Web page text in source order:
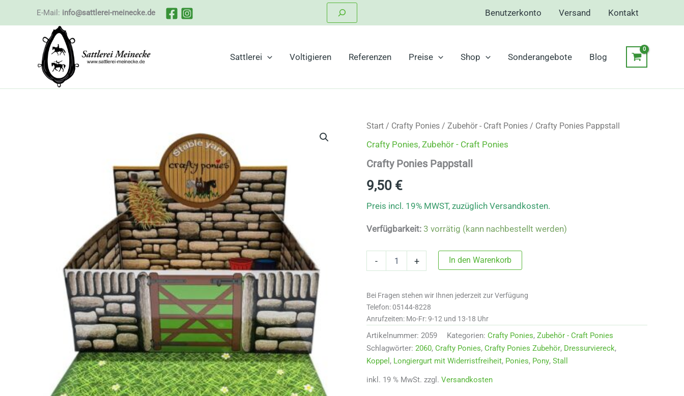
E-Mail: info@sattlerei-meinecke.de Benutzerkonto Versand Kontakt
Sattlerei Voltigieren Referenzen Preise Shop Sonderangebote Blog
Start / Crafty Ponies / Zubehör - Craft Ponies / Crafty Ponies Pappstall
Crafty Ponies, Zubehör - Craft Ponies
Crafty Ponies Pappstall
9,50 €
Preis incl. 19% MWST, zuzüglich Versandkosten.
Verfügbarkeit: 3 vorrätig (kann nachbestellt werden)
- + In den Warenkorb
Bei Fragen stehen wir Ihnen jederzeit zur Verfügung
Telefon: 05144-8228
Anrufzeiten: Mo-Fr: 9-12 und 13-18 Uhr
Artikelnummer: 2059 Kategorien: Crafty Ponies, Zubehör - Craft Ponies
Schlagwörter: 2060, Crafty Ponies, Crafty Ponies Zubehör, Dressurviereck,
Koppel , Longiergurt mit Widerristfreiheit, Ponies, Pony, Stall
inkl. 19 % MwSt. zzgl. Versandkosten